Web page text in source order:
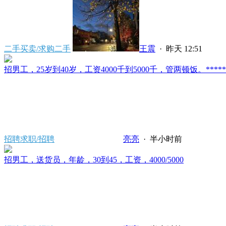
二手买卖/求购二手 王震 · 昨天 12:51
招男工，25岁到40岁，工资4000千到5000千，管两顿饭。
招聘求职/招聘 亮亮 · 半小时前
招男工，送货员，年龄，30到45，工资，4000/5000